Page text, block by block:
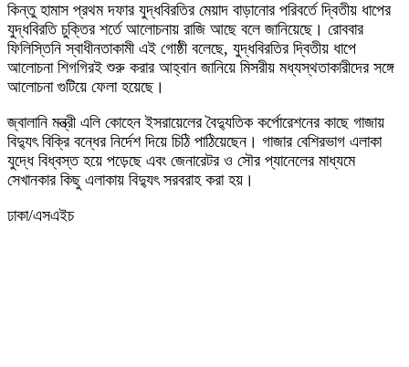
কিন্তু হামাস প্রথম দফার যুদ্ধবিরতির মেয়াদ বাড়ানোর পরিবর্তে দ্বিতীয় ধাপের
যুদ্ধবিরতি চুক্তির শর্তে আলোচনায় রাজি আছে বলে জানিয়েছে। রোববার
ফিলিস্তিনি স্বাধীনতাকামী এই গোষ্ঠী বলেছে, যুদ্ধবিরতির দ্বিতীয় ধাপে
আলোচনা শিগগিরই শুরু করার আহ্বান জানিয়ে মিসরীয় মধ্যস্থতাকারীদের সঙ্গে
আলোচনা গুটিয়ে ফেলা হয়েছে।
জ্বালানি মন্ত্রী এলি কোহেন ইসরায়েলের বৈদ্যুতিক কর্পোরেশনের কাছে গাজায়
বিদ্যুৎ বিক্রি বন্ধের নির্দেশ দিয়ে চিঠি পাঠিয়েছেন। গাজার বেশিরভাগ এলাকা
যুদ্ধে বিধ্বস্ত হয়ে পড়েছে এবং জেনারেটর ও সৌর প্যানেলের মাধ্যমে
সেখানকার কিছু এলাকায় বিদ্যুৎ সরবরাহ করা হয়।
ঢাকা/এসএইচ